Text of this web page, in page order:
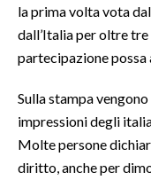
la prima volta vota
dall’Italia per oltre tre
partecipazione possa
Sulla stampa
impressioni degli
Molte persone
diritto, anche per